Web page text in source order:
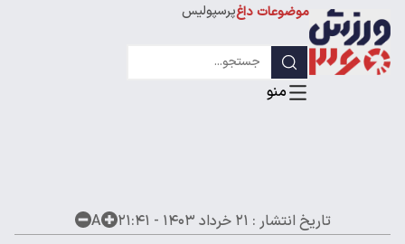
موضوعات داغپرسپولیس
لیگ قهرمانان
تاریخ انتشار : ۲۱ خرداد ۱۴۰۳ - ۲۱:۴۱ A